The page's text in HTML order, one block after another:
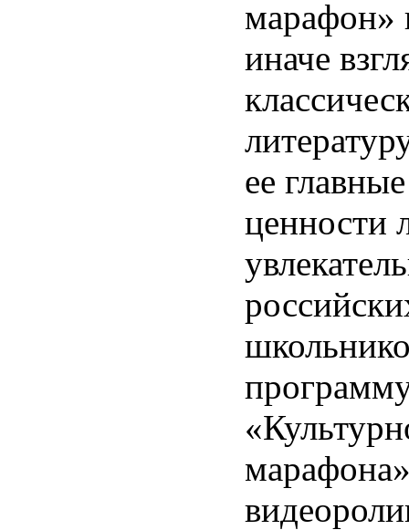
марафон»
иначе
ее
ценности